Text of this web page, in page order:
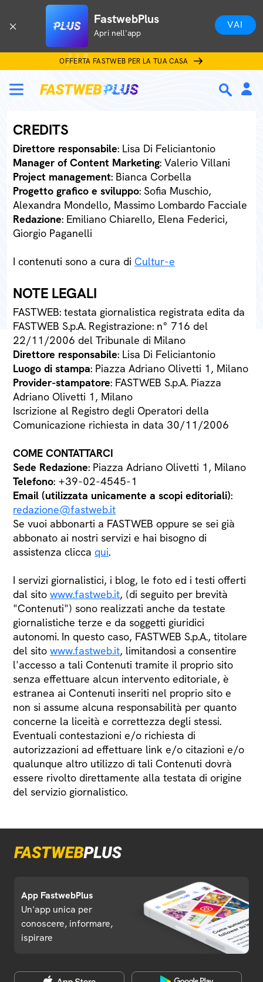
FastwebPlus
Apri nell'app
VAI
OFFERTA FASTWEB PER LA TUA CASA
CREDITS
Direttore responsabile: Lisa Di Feliciantonio
Manager of Content Marketing: Valerio Villani
Project management: Bianca Corbella
Progetto grafico e sviluppo: Sofia Muschio,
Alexandra Mondello, Massimo Lombardo Facciale
Redazione: Emiliano Chiarello, Elena Federici,
Giorgio Paganelli
I contenuti sono a cura di Cultur-e
NOTE LEGALI
FASTWEB: testata giornalistica registrata edita da
FASTWEB S.p.A. Registrazione: n° 716 del
22/11/2006 del Tribunale di Milano
Direttore responsabile: Lisa Di Feliciantonio
Luogo di stampa: Piazza Adriano Olivetti 1, Milano
Provider-stampatore: FASTWEB S.p.A. Piazza
Adriano Olivetti 1, Milano
Iscrizione al Registro degli Operatori della
Comunicazione richiesta in data 30/11/2006
COME CONTATTARCI
Sede Redazione: Piazza Adriano Olivetti 1, Milano
Telefono: +39-02-4545-1
Email (utilizzata unicamente a scopi editoriali):
redazione@fastweb.it
Se vuoi abbonarti a FASTWEB oppure se sei già
abbonato ai nostri servizi e hai bisogno di
assistenza clicca qui.
I servizi giornalistici, i blog, le foto ed i testi offerti
dal sito www.fastweb.it, (di seguito per brevità
"Contenuti") sono realizzati anche da testate
giornalistiche terze e da soggetti giuridici
autonomi. In questo caso, FASTWEB S.p.A., titolare
del sito www.fastweb.it, limitandosi a consentire
l'accesso a tali Contenuti tramite il proprio sito
senza effettuare alcun intervento editoriale, è
estranea ai Contenuti inseriti nel proprio sito e
non si assume alcuna responsabilità per quanto
concerne la liceità e correttezza degli stessi.
Eventuali contestazioni e/o richiesta di
autorizzazioni ad effettuare link e/o citazioni e/o
qualunque altro utilizzo di tali Contenuti dovrà
essere rivolto direttamente alla testata di origine
del servizio giornalistico.
App FastwebPlus
Un'app unica per
conoscere, informare,
ispirare